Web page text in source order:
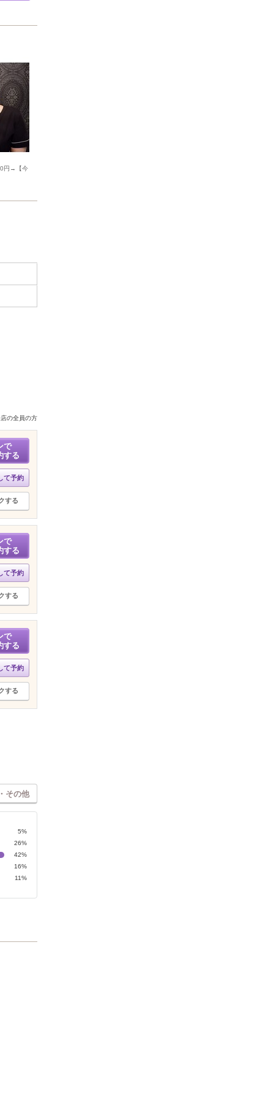
円→【今
の全員の方
で
する
て予約
する
で
する
て予約
する
で
する
て予約
する
その他
5%
26%
42%
16%
11%